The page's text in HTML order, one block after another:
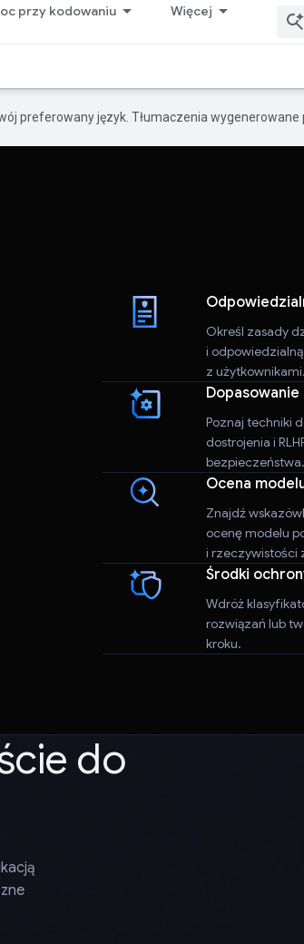
przy kodowaniu Więcej
preferowany język. Tłumaczenia wygenerowane
Określ zasady
i
z użytkownikami.
Poznaj techniki
dostrojenia i
bezpieczeństwa.
Ocena
Znajdź
ocenę modelu
i rzeczywistości
Środki
Wdróż
rozwiązań lub
kroku.
do